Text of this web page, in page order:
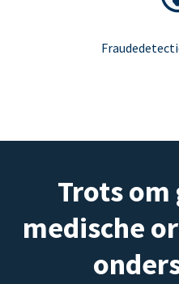
Trots
medische